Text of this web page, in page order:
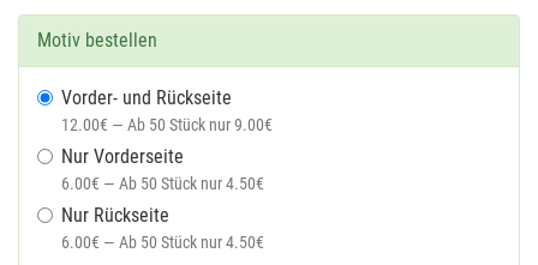
Motiv bestellen
Vorder- und Rückseite
12.00€ — Ab 50 Stück nur 9.00€
Nur Vorderseite
6.00€ — Ab 50 Stück nur 4.50€
Nur Rückseite
6.00€ — Ab 50 Stück nur 4.50€